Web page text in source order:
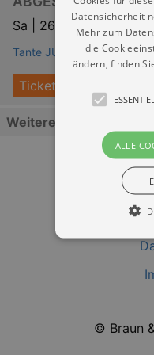
Sa | 26.09.2026 | 20:00
Tante JU Liveclub Dresden
Tickets
Weitere Informationen
© Braun
Datensicherheit
Mehr zum
die
ändern, finden
ALLE
Essentielle
gebraucht. Zum